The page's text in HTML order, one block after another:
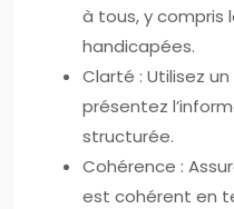
à tous, y compris
handicapées.
Clarté : Utilisez
présentez
structurée.
Cohérence :
est cohérent en